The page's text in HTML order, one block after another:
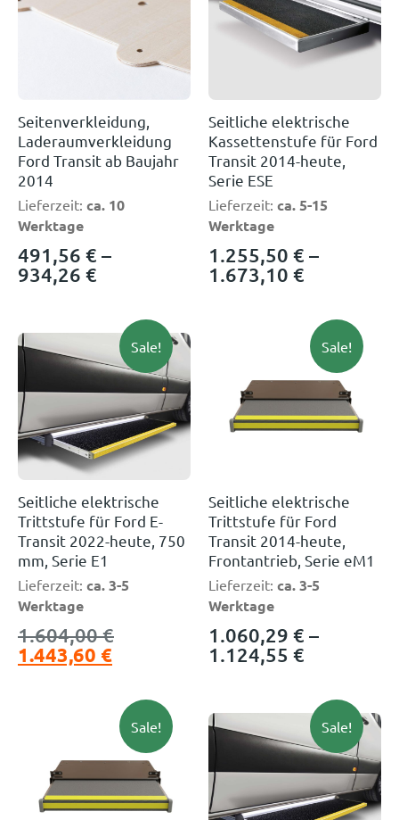
Seitenverkleidung,
Laderaumverkleidung
Ford Transit ab Baujahr
2014
Lieferzeit: ca. 10
Werktage
491,56 € –
934,26 €
Seitliche elektrische
Kassettenstufe für Ford
Transit 2014-heute,
Serie ESE
Lieferzeit: ca. 5-15
Werktage
1.255,50 € –
1.673,10 €
Sale!
Seitliche elektrische
Trittstufe für Ford E-
Transit 2022-heute, 750
mm, Serie E1
Lieferzeit: ca. 3-5
Werktage
1.604,00€
1.443,60 €
Sale!
Seitliche elektrische
Trittstufe für Ford
Transit 2014-heute,
Frontantrieb, Serie eM1
Lieferzeit: ca. 3-5
Werktage
1.060,29 € –
1.124,55 €
Sale! Sale!